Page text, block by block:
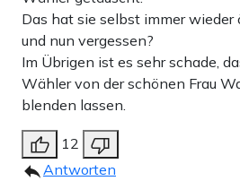
Das hat sie selbst immer
und nun vergessen?
Im Übrigen ist es sehr schade,
Wähler von der schönen Frau
blenden lassen.
12
Antworten